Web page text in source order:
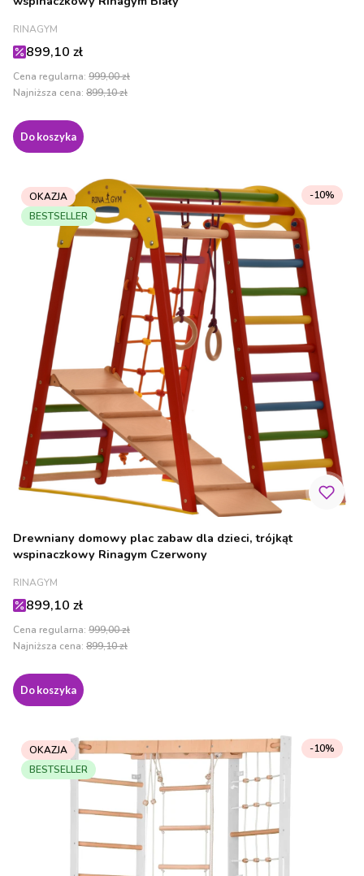
PRODUCENT
RINAGYM
Cena promocyjna
899,10 zł
Cena regularna: 999,00 zł
Najniższa cena: 899,10 zł
Do koszyka
OKAZJA
BESTSELLER
Drewniany domowy plac zabaw dla dzieci, trójkąt
wspinaczkowy Rinagym Czerwony
PRODUCENT
RINAGYM
Cena promocyjna
899,10 zł
Cena regularna: 999,00 zł
-10%
Najniższa cena: 899,10 zł
Do koszyka
OKAZJA
BESTSELLER
-10%